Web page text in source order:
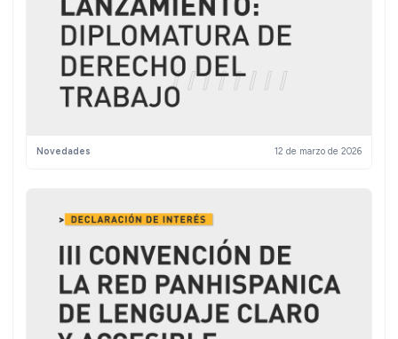
Novedades 12 de marzo de 2026